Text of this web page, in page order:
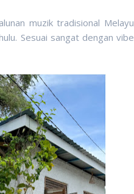
muzik tradisional Melayu
Sesuai sangat dengan vibe